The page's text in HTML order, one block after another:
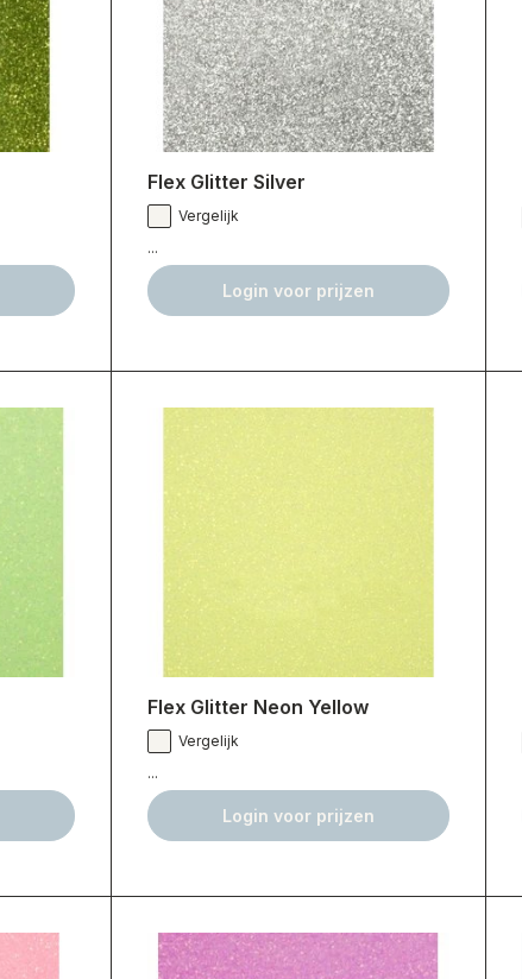
Flex Glitter Silver
Vergelijk
...
Login voor prijzen
Flex Glitter Neon Yellow
Vergelijk
...
Login voor prijzen